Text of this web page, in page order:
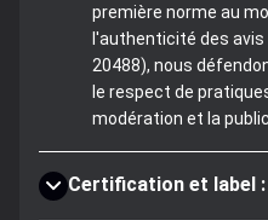
première norme au
l'authenticité des avis
20488), nous
le respect de
modération et la
Certification et label